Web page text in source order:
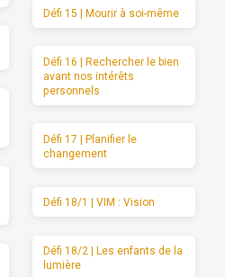
Défi 15 | Mourir à soi-même
Défi 16 | Rechercher le bien
avant nos intérêts
personnels
Défi 17 | Planifier le
changement
Défi 18/1 | VIM : Vision
Défi 18/2 | Les enfants de la
lumière